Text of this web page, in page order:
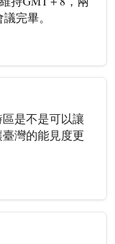
完畢。
是不是可以讓
灣的能見度更